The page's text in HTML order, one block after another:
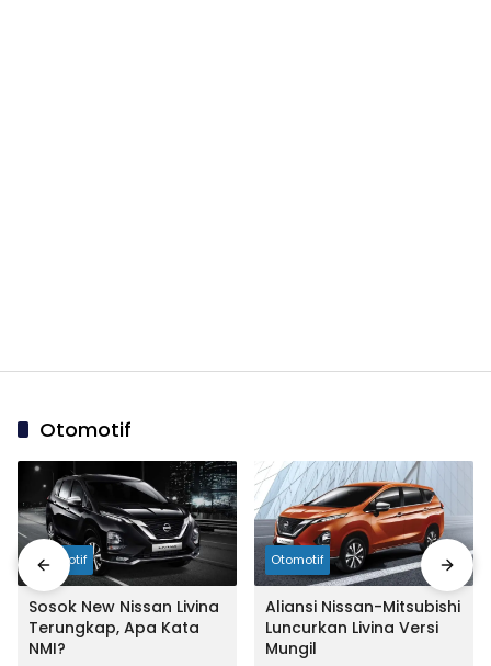
Otomotif
Otomotif
Sosok New Nissan Livina
Terungkap, Apa Kata
NMI?
Otomotif
Aliansi Nissan-Mitsubishi
Luncurkan Livina Versi
Mungil